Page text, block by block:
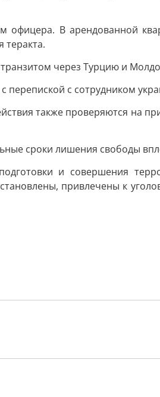
офицера. В арендованной
теракта.
через Турцию и
с сотрудником
также проверяются на
сроки лишения свободы
и совершения
привлечены к